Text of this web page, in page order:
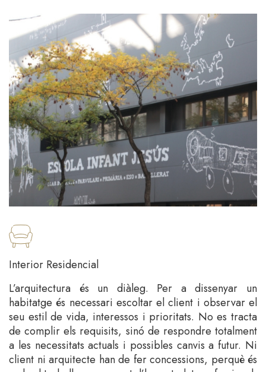
Interior Residencial
L’arquitectura és un diàleg. Per a dissenyar un
habitatge és necessari escoltar el client i observar el
seu estil de vida, interessos i prioritats. No es tracta
de complir els requisits, sinó de respondre totalment
a les necessitats actuals i possibles canvis a futur. Ni
client ni arquitecte han de fer concessions, perquè és